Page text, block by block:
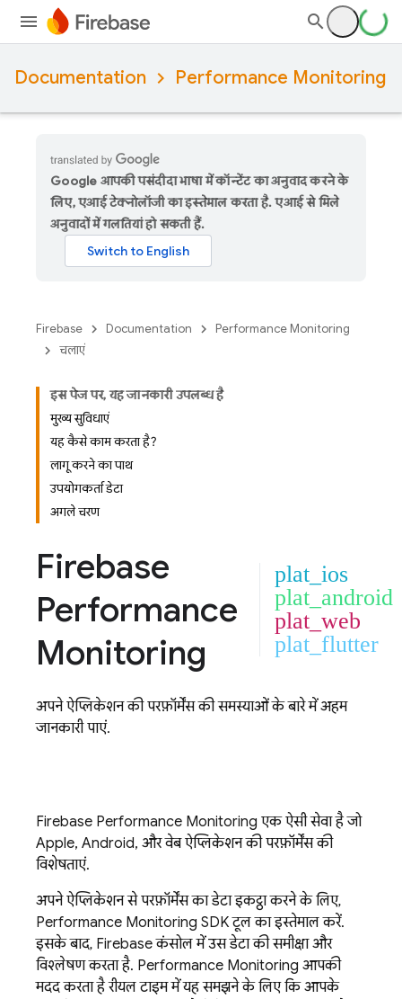
Documentation Performance Monitoring
Google आपकी पसंदीदा भाषा में कॉन्टेंट का अनुवाद करने के
लिए, एआई टेक्नोलॉजी का इस्तेमाल करता है. एआई से मिले
अनुवादों में गलतियां हो सकती हैं.
Firebase Documentation
Performance Monitoring
चलाएं
इस पेज पर, यह जानकारी उपलब्ध है
मुख्य सुविधाएं
यह कैसे काम करता है?
लागू करने का पाथ
उपयोगकर्ता डेटा
अगले चरण
Firebase
Performance
Monitoring
plat_ios
plat_android
plat_web
plat_flutter
अपने ऐप्लिकेशन की परफ़ॉर्मेंस की समस्याओं के बारे में अहम
जानकारी पाएं.
Firebase Performance Monitoring एक ऐसी सेवा है जो
Apple, Android, और वेब ऐप्लिकेशन की परफ़ॉर्मेंस की
विशेषताएं.
अपने ऐप्लिकेशन से परफ़ॉर्मेंस का डेटा इकट्ठा करने के लिए,
Performance Monitoring SDK टूल का इस्तेमाल करें.
इसके बाद, Firebaseकंसोल में उस डेटा की समीक्षा और
विश्लेषण करता है. Performance Monitoring आपकी
मदद करता है रीयल टाइम में यह समझने के लिए कि आपके